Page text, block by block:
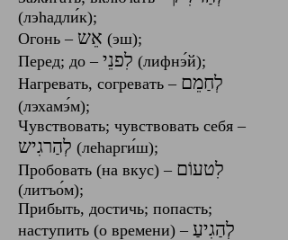
(лэhадли́к);
Огонь – ‎ אֵש ‎ (эш);‎
Перед; до –
(лифнэ́й)‎;
Нагревать, согревать – ‎ לְחַמֵם‎
(лэхамэ́м)‎;‎
Чувствовать; чувствовать себя –
‎לְהַרגִיש ‎ (леhарги́ш)‎;
Пробовать (на вкус) – ‎לִטעוֹם
(литъо́м)‎;
Прибыть, достичь; попасть;
наступить (о времени) –